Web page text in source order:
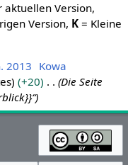
Version,
Version, K= Kleine
2013 Kowa
+20
Die Seite